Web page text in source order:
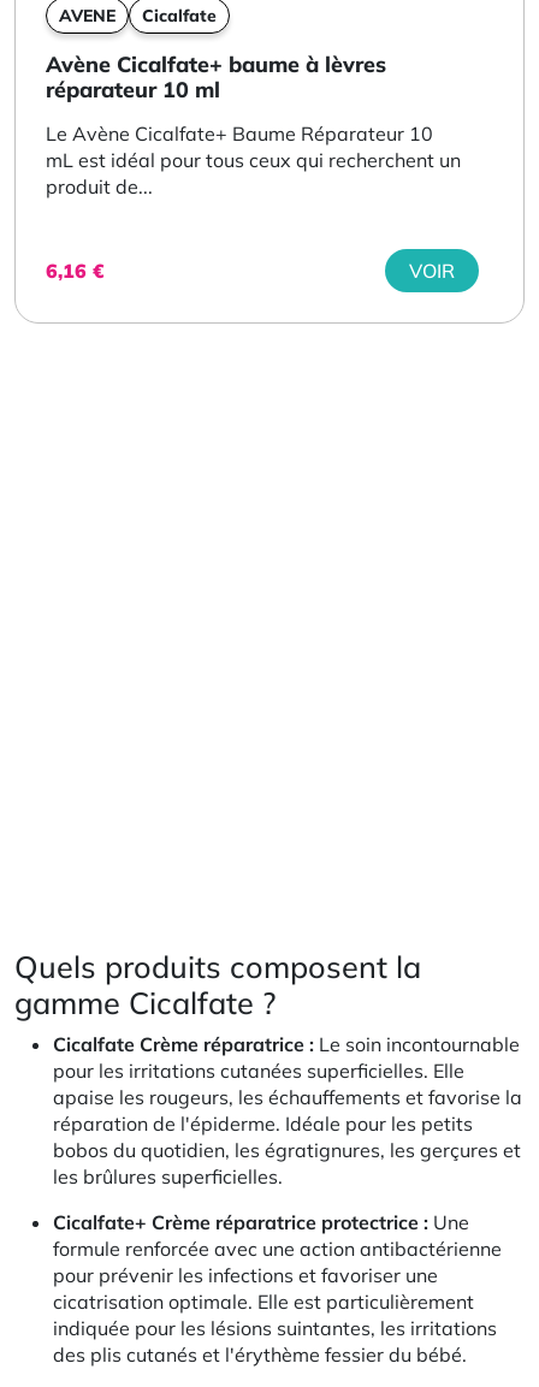
AVENE Cicalfate
Avène Cicalfate+ baume à lèvres
réparateur 10 ml
Le Avène Cicalfate+ Baume Réparateur 10
mL est idéal pour tous ceux qui recherchent un
produit de...
6,16 € VOIR
Quels produits composent la
gamme Cicalfate ?
Cicalfate Crème réparatrice : Le soin incontournable
pour les irritations cutanées superficielles. Elle
apaise les rougeurs, les échauffements et favorise la
réparation de l'épiderme. Idéale pour les petits
bobos du quotidien, les égratignures, les gerçures et
les brûlures superficielles.
Cicalfate+ Crème réparatrice protectrice : Une
formule renforcée avec une action antibactérienne
pour prévenir les infections et favoriser une
cicatrisation optimale. Elle est particulièrement
indiquée pour les lésions suintantes, les irritations
des plis cutanés et l'érythème fessier du bébé.